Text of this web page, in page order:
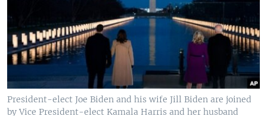
President-elect Joe Biden and his wife Jill Biden are joined
by Vice President-elect Kamala Harris and her husband